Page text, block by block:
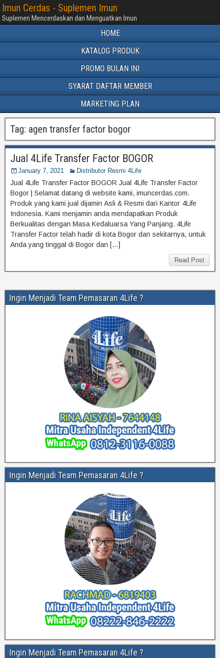
Imun Cerdas - Suplemen Imun
Suplemen Mencerdaskan dan Menguatkan Imun
HOME
KATALOG PRODUK
PROMO BULAN INI
SYARAT DAFTAR MEMBER
MARKETING PLAN
Tag: agen transfer factor bogor
Jual 4Life Transfer Factor BOGOR
January 7, 2021 Distributor Resmi 4Life
Jual 4Life Transfer Factor BOGOR Jual 4Life Transfer Factor
Bogor | Selamat datang di website kami, imuncerdas.com.
Produk yang kami jual dijamin Asli & Resmi dari Kantor 4Life
Indonesia. Kami menjamin anda mendapatkan Produk
Berkualitas dengan Masa Kedaluarsa Yang Panjang. 4Life
Transfer Factor telah hadir di kota Bogor dan sekitarnya, untuk
Anda yang tinggal di Bogor dan […]
Read Post
Ingin Menjadi Team Pemasaran 4Life ?
Ingin Menjadi Team Pemasaran 4Life ?
Ingin Menjadi Team Pemasaran 4Life ?